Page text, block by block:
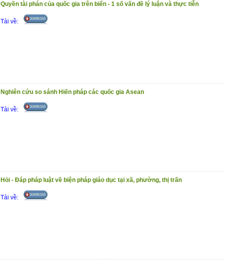
Quyền tài phán của quốc gia trên biển - 1 số vấn đề lý luận và thực tiễn
Tải về:
Nghiên cứu so sánh Hiến pháp các quốc gia Asean
Tải về:
Hỏi - Đáp pháp luật về biện pháp giáo dục tại xã, phường, thị trấn
Tải về: